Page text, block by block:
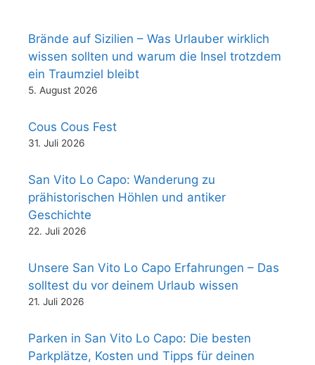
Brände auf Sizilien – Was Urlauber wirklich
wissen sollten und warum die Insel trotzdem
ein Traumziel bleibt
5. August 2026
Cous Cous Fest
31. Juli 2026
San Vito Lo Capo: Wanderung zu
prähistorischen Höhlen und antiker
Geschichte
22. Juli 2026
Unsere San Vito Lo Capo Erfahrungen – Das
solltest du vor deinem Urlaub wissen
21. Juli 2026
Parken in San Vito Lo Capo: Die besten
Parkplätze, Kosten und Tipps für deinen